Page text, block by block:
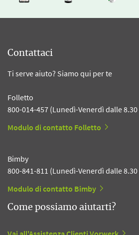
Contattaci
Ti serve aiuto? Siamo qui per te
Folletto
800-014-457 (Lunedì-Venerdì dalle 8.30
Modulo di contatto Folletto
Bimby
800-841-811 (Lunedì-Venerdì dalle 8.30
Modulo di contatto Bimby
Come possiamo aiutarti?